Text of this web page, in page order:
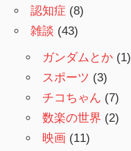
認知症 (8)
雑談 (43)
ガンダムとか (1)
スポーツ (3)
チコちゃん (7)
数楽の世界 (2)
映画 (11)